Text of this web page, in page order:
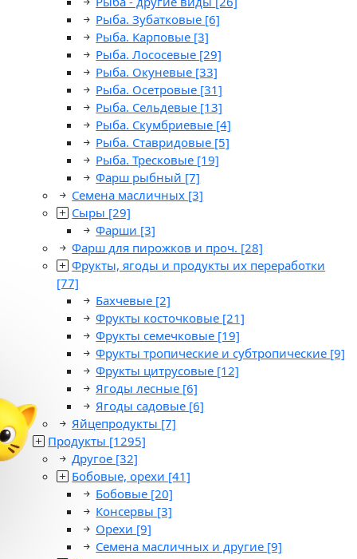
Рыба. Зубатковые [6]
Рыба. Карповые [3]
Рыба. Лососевые [29]
Рыба. Окуневые [33]
Рыба. Осетровые [31]
Рыба. Сельдевые [13]
Рыба. Скумбриевые [4]
Рыба. Ставридовые [5]
Рыба. Тресковые [19]
Фарш рыбный [7]
Семена масличных [3]
Сыры [29]
Фарши [3]
Фарш для пирожков и проч. [28]
Фрукты, ягоды и продукты их переработки
[77]
Бахчевые [2]
Фрукты косточковые [21]
Фрукты семечковые [19]
Фрукты тропические и субтропические [9]
Фрукты цитрусовые [12]
Ягоды лесные [6]
Ягоды садовые [6]
Яйцепродукты [7]
Продукты [1295]
Другое [32]
Бобовые, орехи [41]
Бобовые [20]
Консервы [3]
Орехи [9]
Семена масличных и другие [9]